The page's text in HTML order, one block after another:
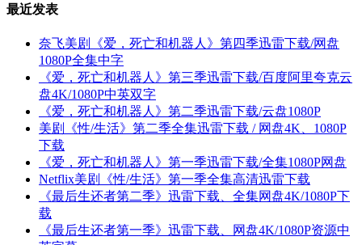
最近发表
奈飞美剧《爱，死亡和机器人》第四季迅雷下载/网盘
1080P全集中字
《爱，死亡和机器人》第三季迅雷下载/百度阿里夸克云
盘4K/1080P中英双字
《爱，死亡和机器人》第二季迅雷下载/云盘1080P
美剧《性/生活》第二季全集迅雷下载 / 网盘4K、1080P
下载
《爱，死亡和机器人》第一季迅雷下载/全集1080P网盘
Netflix美剧《性/生活》第一季全集高清迅雷下载
《最后生还者第二季》迅雷下载、全集网盘4K/1080P下
载
《最后生还者第一季》迅雷下载、网盘4K/1080P资源中